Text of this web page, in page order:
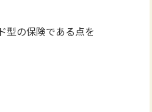
型の保険である点を